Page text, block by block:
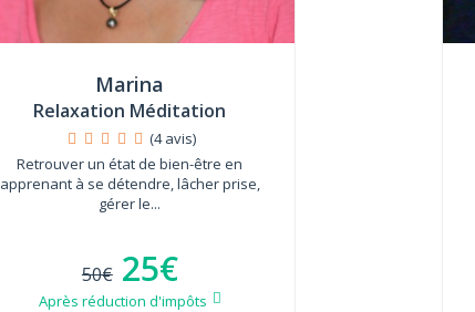
Marina
Relaxation Méditation
(4 avis)
Retrouver un état de bien-être en
apprenant à se détendre, lâcher prise,
gérer le...
50€ 25€
Après réduction d'impôts